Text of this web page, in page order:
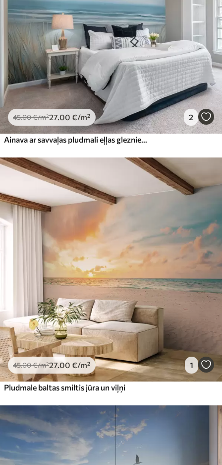
45.00€/m²27.00 €/m² 2
Ainava ar savvaļas pludmali eļļas glezniecības stilā
45.00€/m²27.00 €/m² 1
Pludmale baltas smiltis jūra un viļņi